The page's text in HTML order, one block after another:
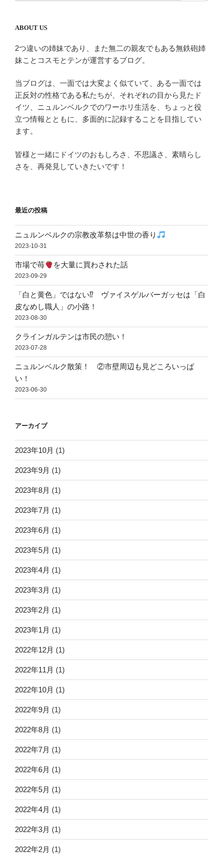
ABOUT US
2つ違いの姉妹であり、また無二の親友でもある無鉄砲姉
妹ことコスモとテンが運営するブログ。
当ブログは、一面では大変よく似ていて、ある一面では
正反対の性格である私たちが、それぞれの目から見たド
イツ、ニュルンベルクでのワーホリ生活を、ちょっと役
立つ情報とともに、多面的に記録することを目指してい
ます。
皆様と一緒にドイツのおもしろさ、不思議さ、素晴らし
さを、再発見していきたいです！
最近の投稿
ニュルンベルクの宗教改革祭は中世の香り
2023-10-31
市場で苺 を大量に買わされた話
2023-09-29
「白と黄色」ではない⁉ ヴァイスゲルバーガッセは「白
皮なめし職人」の小路！
2023-08-30
クラインガルテンは市民の憩い！
2023-07-28
ニュルンベルク散策！ ②市壁周辺も見どころいっぱ
い！
2023-06-30
アーカイブ
2023年10月 (1)
2023年9月 (1)
2023年8月 (1)
2023年7月 (1)
2023年6月 (1)
2023年5月 (1)
2023年4月 (1)
2023年3月 (1)
2023年2月 (1)
2023年1月 (1)
2022年12月 (1)
2022年11月 (1)
2022年10月 (1)
2022年9月 (1)
2022年8月 (1)
2022年7月 (1)
2022年6月 (1)
2022年5月 (1)
2022年4月 (1)
2022年3月 (1)
2022年2月 (1)